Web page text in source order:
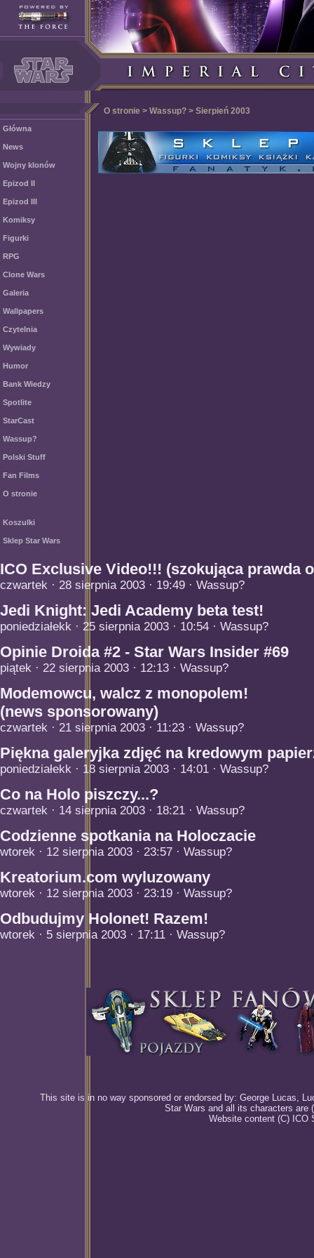
O stronie > Wassup? > Sierpień 2003
Główna
News
Wojny klonów
Epizod II
Epizod III
Komiksy
Figurki
RPG
Clone Wars
Galeria
Wallpapers
Czytelnia
Wywiady
Humor
Bank Wiedzy
Spotlite
StarCast
Wassup?
Polski Stuff
Fan Films
O stronie
Koszulki
Sklep Star Wars
ICO Exclusive Video!!! (szokująca prawda
czwartek · 28 sierpnia 2003 · 19:49 · Wassup?
Jedi Knight: Jedi Academy beta test!
poniedziałekk · 25 sierpnia 2003 · 10:54 · Wassup?
Opinie Droida #2 - Star Wars Insider #69
piątek · 22 sierpnia 2003 · 12:13 · Wassup?
Modemowcu, walcz z monopolem!
(news sponsorowany)
czwartek · 21 sierpnia 2003 · 11:23 · Wassup?
Piękna galeryjka zdjęć na kredowym
poniedziałekk · 18 sierpnia 2003 · 14:01 · Wassup?
Co na Holo piszczy...?
czwartek · 14 sierpnia 2003 · 18:21 · Wassup?
Codzienne spotkania na Holoczacie
wtorek · 12 sierpnia 2003 · 23:57 · Wassup?
Kreatorium.com wyluzowany
wtorek · 12 sierpnia 2003 · 23:19 · Wassup?
Odbudujmy Holonet! Razem!
wtorek · 5 sierpnia 2003 · 17:11 · Wassup?
This site is in no way sponsored or endorsed by: George Lucas,
Star Wars and all its characters are
Website content (C) ICO